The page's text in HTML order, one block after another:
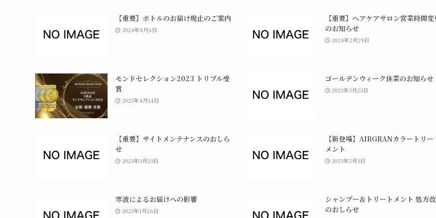
【重要】ボトルのお届け廃止のご案内
2024年8月6日
【重要】ヘアケアサロン営業時間変
のお知らせ
2024年2月29日
モンドセレクション2023 トリプル受
賞
2023年4月14日
ゴールデンウィーク休業のお知らせ
2023年3月23日
【重要】サイトメンテナンスのおしら
せ
2023年3月23日
【新登場】AIRGRANカラートリー
メント
2023年3月3日
寒波によるお届けへの影響
2023年1月26日
シャンプー＆トリートメント 処方
のおしらせ